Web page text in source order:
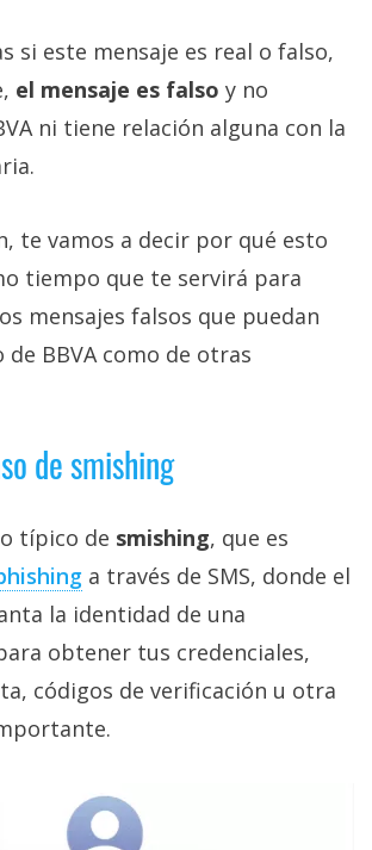
si este mensaje es real o falso,
el mensaje es falso y no
ni tiene relación alguna con la
te vamos a decir por qué esto
tiempo que te servirá para
mensajes falsos que puedan
BBVA como de otras
de smishing
típico de smishing, que es
a través de SMS, donde el
la identidad de una
obtener tus credenciales,
códigos de verificación u otra